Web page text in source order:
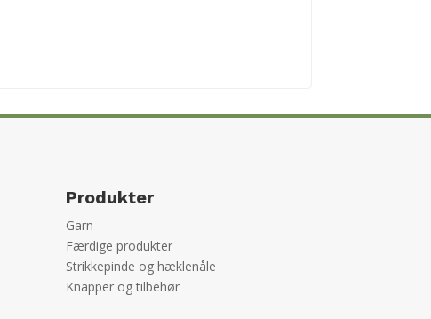
Produkter
Garn
Færdige produkter
Strikkepinde og hæklenåle
Knapper og tilbehør